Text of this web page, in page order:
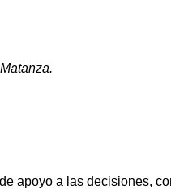
apoyo a las decisiones,